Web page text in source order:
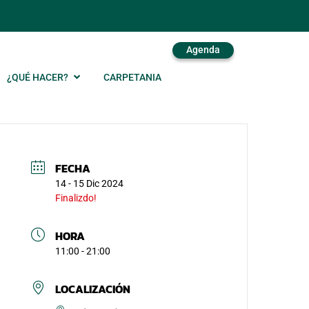
¿QUÉ HACER? CARPETANIA
Agenda
FECHA
14 - 15 Dic 2024
Finalizdo!
HORA
11:00 - 21:00
LOCALIZACIÓN